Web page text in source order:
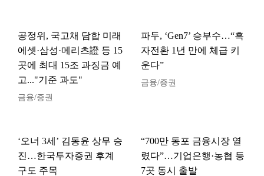
공정위, 국고채 담합 미래
에셋·삼성·메리츠證 등 15
곳에 최대 15조 과징금 예
고..."기준 과도"
금융/증권
파두, ‘Gen7’ 승부수…“흑
자전환 1년 만에 체급 키
운다”
금융/증권
‘오너 3세’ 김동윤 상무 승
진…한국투자증권 후계
구도 주목
“700만 동포 금융시장 열
렸다”…기업은행·농협 등
7곳 동시 출발